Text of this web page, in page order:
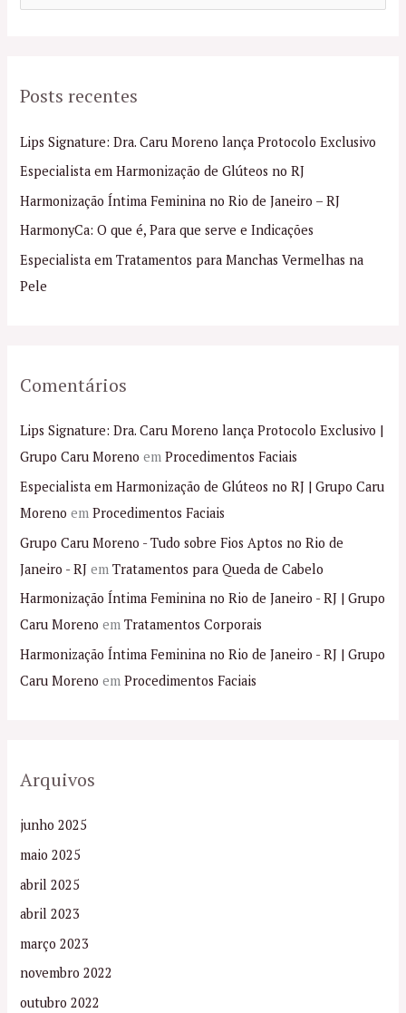
u
s
a
r
p
o
r
Posts recentes
Lips Signature: Dra. Caru Moreno lança Protocolo Exclusivo
Especialista em Harmonização de Glúteos no RJ
Harmonização Íntima Feminina no Rio de Janeiro – RJ
HarmonyCa: O que é, Para que serve e Indicações
Especialista em Tratamentos para Manchas Vermelhas na
Pele
Comentários
Lips Signature: Dra. Caru Moreno lança Protocolo Exclusivo |
Grupo Caru Moreno emProcedimentos Faciais
Especialista em Harmonização de Glúteos no RJ | Grupo Caru
Moreno emProcedimentos Faciais
Grupo Caru Moreno - Tudo sobre Fios Aptos no Rio de
Janeiro - RJ emTratamentos para Queda de Cabelo
Harmonização Íntima Feminina no Rio de Janeiro - RJ | Grupo
Caru Moreno emTratamentos Corporais
Harmonização Íntima Feminina no Rio de Janeiro - RJ | Grupo
Caru Moreno emProcedimentos Faciais
Arquivos
junho 2025
maio 2025
abril 2025
abril 2023
março 2023
novembro 2022
outubro 2022